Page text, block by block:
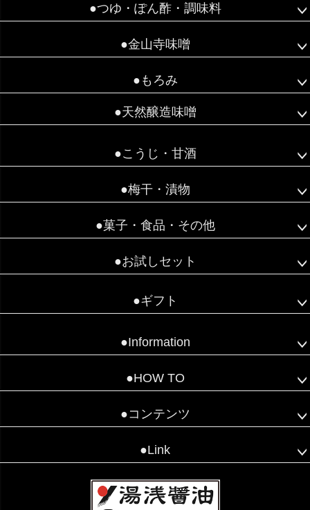
●つゆ・ぽん酢・調味料
●金山寺味噌
●もろみ
●天然醸造味噌
●こうじ・甘酒
●梅干・漬物
●菓子・食品・その他
●お試しセット
●ギフト
●Information
●HOW TO
●コンテンツ
●Link